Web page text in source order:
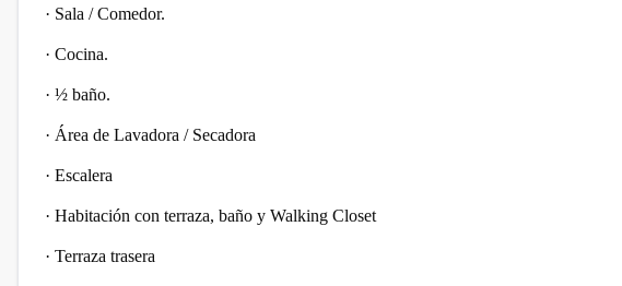
· Sala / Comedor.
· Cocina.
· ½ baño.
· Área de Lavadora / Secadora
· Escalera
· Habitación con terraza, baño y Walking Closet
· Terraza trasera